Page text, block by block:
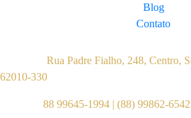
Blog
Contato
Rua Padre Fialho, 248, Centro,
62010-330
88 99645-1994 | (88) 99862-6542